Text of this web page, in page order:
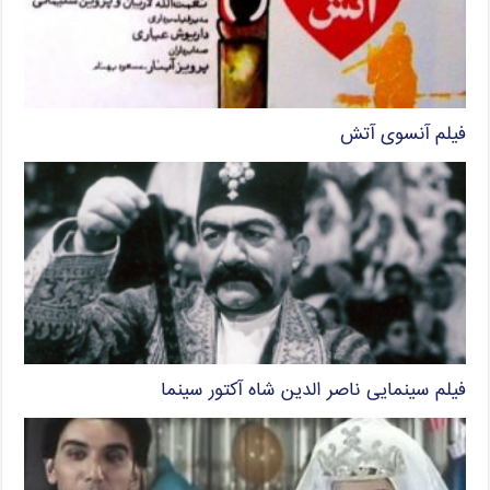
فیلم آنسوی آتش
فیلم سینمایی ناصر الدین شاه آکتور سینما